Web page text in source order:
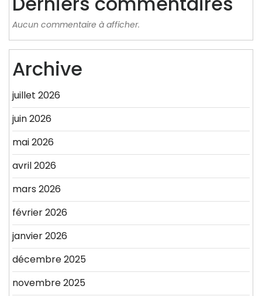
Aucun commentaire à afficher.
Archive
juillet 2026
juin 2026
mai 2026
avril 2026
mars 2026
février 2026
janvier 2026
décembre 2025
novembre 2025